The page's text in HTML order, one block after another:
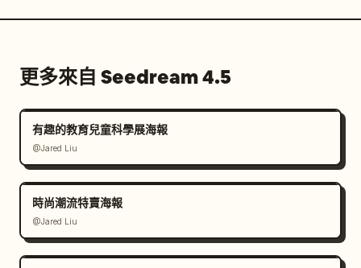
更多來自 Seedream 4.5
有趣的教育兒童科學展海報
@Jared Liu
時尚潮流特賣海報
@Jared Liu